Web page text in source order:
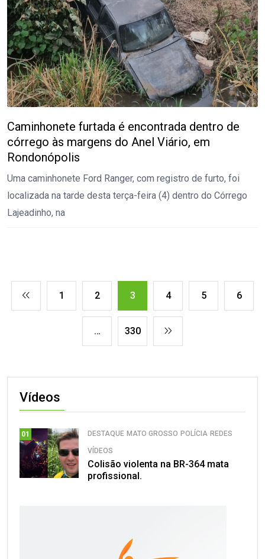
Caminhonete furtada é encontrada dentro de
córrego às margens do Anel Viário, em
Rondonópolis
Uma caminhonete Ford Ranger, com registro de furto, foi
localizada na tarde desta terça-feira (4) dentro do Córrego
Lajeadinho, na
1 2 3 4 5 6
… 330
Vídeos
01 DESTAQUE MATO GROSSO POLÍCIA REDES
VÍDEOS
Colisão violenta na BR-364 mata
profissional.